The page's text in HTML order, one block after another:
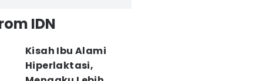
IDN
Kisah Ibu Alami
Hiperlaktasi,